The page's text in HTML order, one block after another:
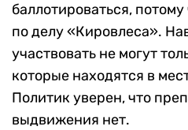
баллотироваться,
по делу «Кировлеса».
участвовать не могут
которые находятся в
Политик уверен, что
выдвижения нет.